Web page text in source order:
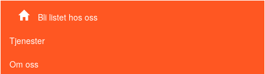
Bli listet hos oss
Tjenester
Om oss